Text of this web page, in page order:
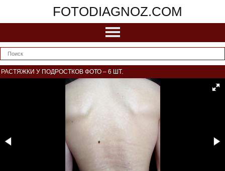
FOTODIAGNOZ.COM
РАСТЯЖКИ У ПОДРОСТКОВ ФОТО – 6 ШТ.